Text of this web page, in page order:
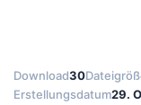
Download30
Erstellungsdatum29.